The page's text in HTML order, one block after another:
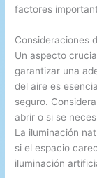
factores
Consideraciones
Un aspecto
garantizar una
del aire es
seguro.
abrir o si se
La iluminación
si el espacio
iluminación